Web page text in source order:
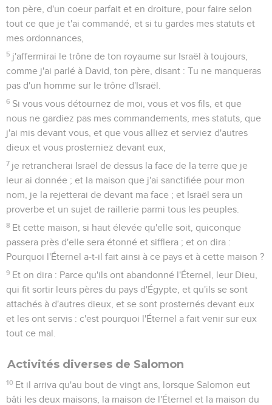
ton père, d'un coeur parfait et en droiture, pour faire selon
tout ce que je t'ai commandé, et si tu gardes mes statuts et
mes ordonnances,
5 j'affermirai le trône de ton royaume sur Israël à toujours,
comme j'ai parlé à David, ton père, disant : Tu ne manqueras
pas d'un homme sur le trône d'Israël.
6 Si vous vous détournez de moi, vous et vos fils, et que
nous ne gardiez pas mes commandements, mes statuts, que
j'ai mis devant vous, et que vous alliez et serviez d'autres
dieux et vous prosterniez devant eux,
7 je retrancherai Israël de dessus la face de la terre que je
leur ai donnée ; et la maison que j'ai sanctifiée pour mon
nom, je la rejetterai de devant ma face ; et Israël sera un
proverbe et un sujet de raillerie parmi tous les peuples.
8 Et cette maison, si haut élevée qu'elle soit, quiconque
passera près d'elle sera étonné et sifflera ; et on dira :
Pourquoi l'Éternel a-t-il fait ainsi à ce pays et à cette maison ?
9 Et on dira : Parce qu'ils ont abandonné l'Éternel, leur Dieu,
qui fit sortir leurs pères du pays d'Égypte, et qu'ils se sont
attachés à d'autres dieux, et se sont prosternés devant eux
et les ont servis : c'est pourquoi l'Éternel a fait venir sur eux
tout ce mal.
Activités diverses de Salomon
10 Et il arriva qu'au bout de vingt ans, lorsque Salomon eut
bâti les deux maisons, la maison de l'Éternel et la maison du